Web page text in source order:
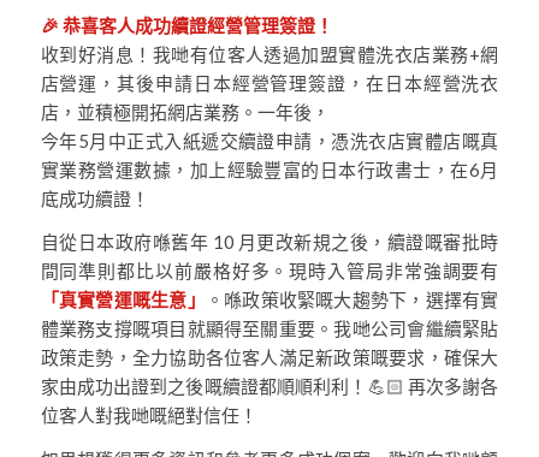
🎉 恭喜客人成功續證經營管理簽證！
收到好消息！我哋有位客人透過加盟實體洗衣店業務+網
店營運，其後申請日本經營管理簽證，在日本經營洗衣
店，並積極開拓網店業務。一年後，
今年5月中正式入紙遞交續證申請，憑洗衣店實體店嘅真
實業務營運數據，加上經驗豐富的日本行政書士，在6月
底成功續證！
自從日本政府喺舊年 10 月更改新規之後，續證嘅審批時
間同準則都比以前嚴格好多。現時入管局非常強調要有
「真實營運嘅生意」
。喺政策收緊嘅大趨勢下，選擇有實
體業務支撐嘅項目就顯得至關重要。我哋公司會繼續緊貼
政策走勢，全力協助各位客人滿足新政策嘅要求，確保大
家由成功出證到之後嘅續證都順順利利！💪🏻 再次多謝各
位客人對我哋嘅絕對信任！